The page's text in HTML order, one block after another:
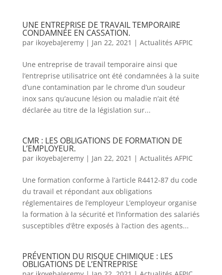
UNE ENTREPRISE DE TRAVAIL TEMPORAIRE
CONDAMNÉE EN CASSATION.
par ikoyebaJeremy| Jan 22, 2021 | Actualités AFPIC
Une entreprise de travail temporaire ainsi que
l’entreprise utilisatrice ont été condamnées à la suite
d’une contamination par le chrome d’un soudeur
inox sans qu’aucune lésion ou maladie n’ait été
déclarée au titre de la législation sur...
CMR : LES OBLIGATIONS DE FORMATION DE
L’EMPLOYEUR.
par ikoyebaJeremy| Jan 22, 2021 | Actualités AFPIC
Une formation conforme à l’article R4412-87 du code
du travail et répondant aux obligations
réglementaires de l’employeur L’employeur organise
la formation à la sécurité et l’information des salariés
susceptibles d’être exposés à l’action des agents...
PRÉVENTION DU RISQUE CHIMIQUE : LES
OBLIGATIONS DE L’ENTREPRISE